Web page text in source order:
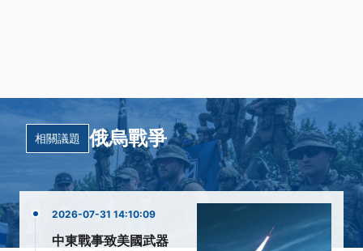
相關議題 俄烏戰爭
2026-07-31 14:10:09
中東戰事致美國武器